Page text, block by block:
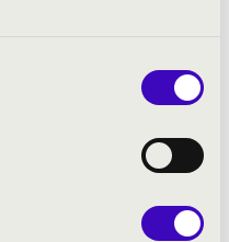
New York-i
, a zürichi
Teatro
és a moszkvai
a
Kremerata Baltica,